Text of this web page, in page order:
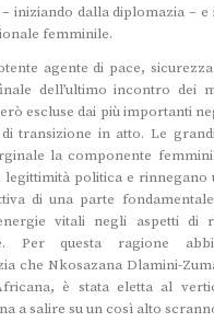
iniziando dalla diplomazia –
femminile.
agente di pace,
dell’ultimo incontro dei
escluse dai più importanti
transizione in atto. Le
la componente
legittimità politica e rinnegano
di una parte
vitali negli aspetti di
Per questa ragione
che Nkosazana Dlamini-
è stata eletta al
a salire su un così alto